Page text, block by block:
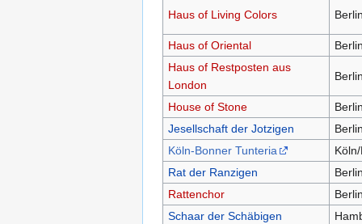
Haus of Living Colors
Haus of Oriental
Haus of Restposten aus
London
House of Stone
Jesellschaft der Jotzigen
Köln-Bonner Tunteria
Rat der Ranzigen
Rattenchor
Schaar der Schäbigen